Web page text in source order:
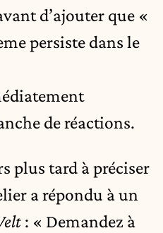
d’ajouter que «
persiste dans le
de réactions.
plus tard à préciser
a répondu à un
: « Demandez à